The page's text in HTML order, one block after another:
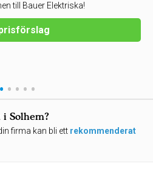
till Bauer Elektriska!
• • • • •
Solhem?
firma kan bli ett rekommenderat